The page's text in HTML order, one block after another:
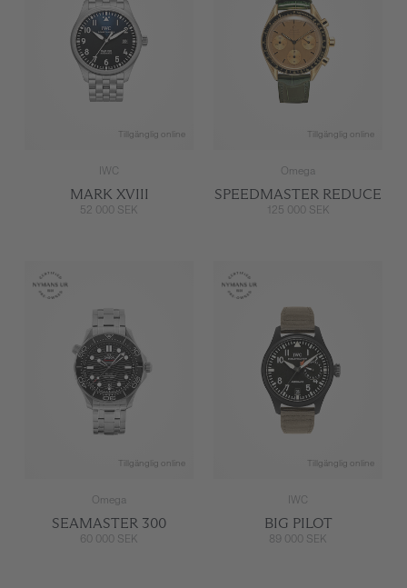
Tillgänglig online
IWC
MARK XVIII
52 000 SEK
Tillgänglig online
Omega
SPEEDMASTER REDUCE
125 000 SEK
Tillgänglig online
Omega
SEAMASTER 300
60 000 SEK
Tillgänglig online
IWC
BIG PILOT
89 000 SEK